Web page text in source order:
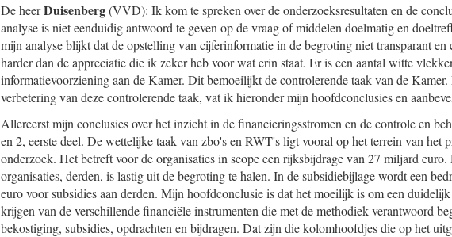
De heerDuisenberg(VVD): Ik kom te spreken over de onderzoeksresultaten en de
analyse is niet eenduidig antwoord te geven op de vraag of middelen doelmatig en
mijn analyse blijkt dat de opstelling van cijferinformatie in de begroting niet transparant
harder dan de appreciatie die ik zeker heb voor wat erin staat. Er is een aantal witte
informatievoorziening aan de Kamer. Dit bemoeilijkt de controlerende taak van de Kamer.
verbetering van deze controlerende taak, vat ik hieronder mijn hoofdconclusies en
Allereerst mijn conclusies over het inzicht in de financieringsstromen en de controle en
en 2, eerste deel. De wettelijke taak van zbo's en RWT's ligt vooral op het terrein van het
onderzoek. Het betreft voor de organisaties in scope een rijksbijdrage van 27 miljard
organisaties, derden, is lastig uit de begroting te halen. In de subsidiebijlage wordt een
euro voor subsidies aan derden. Mijn hoofdconclusie is dat het moeilijk is om een
krijgen van de verschillende financiële instrumenten die met de methodiek verantwoord
bekostiging, subsidies, opdrachten en bijdragen. Dat zijn die kolomhoofdjes die op het